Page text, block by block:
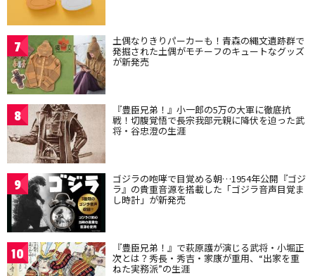
7 土偶なりきりパーカーも！青森の縄文遺跡群で
発掘された土偶がモチーフのキュートなグッズ
が新発売
8 『豊臣兄弟！』小一郎の5万の大軍に徹底抗
戦！切腹覚悟で長宗我部元親に降伏を迫った武
将・谷忠澄の生涯
9 ゴジラの咆哮で目覚める朝…1954年公開『ゴジ
ラ』の貴重音源を搭載した「ゴジラ音声目覚ま
し時計」が新発売
10 『豊臣兄弟！』で萩原護が演じる武将・小堀正
次とは？秀長・秀吉・家康が重用、“出家を重
ねた実務派”の生涯